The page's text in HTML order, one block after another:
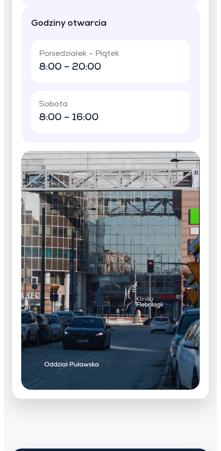
Godziny otwarcia
Poniedziałek – Piątek
8:00 – 20:00
Sobota
8:00 – 16:00